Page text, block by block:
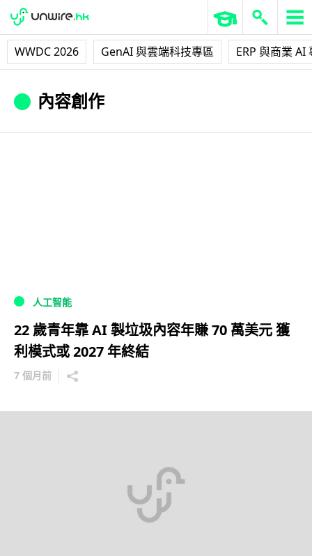
WWDC 2026 GenAI 與雲端科技專區 ERP 與商業 AI
內容創作
人工智能
22 歲青年靠 AI 製垃圾內容年賺 70 萬美元 獲
利模式或 2027 年終結
7 個月前